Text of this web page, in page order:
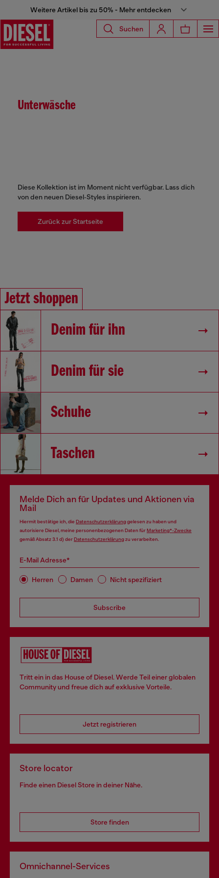
Weitere Artikel bis zu 50% - Mehr entdecken
Suchen
Unterwäsche
Diese Kollektion ist im Moment nicht verfügbar. Lass dich
von den neuen Diesel‑Styles inspirieren.
Zurück zur Startseite
Jetzt shoppen
Denim für ihn
Denim für sie
Schuhe
Taschen
Melde Dich an für Updates und Aktionen via
Mail
Hiermit bestätige ich, die Datenschutzerklärunggelesen zu haben und
autorisiere Diesel, meine personenbezogenen Daten fürMarketing*-Zwecke
gemäß Absatz 3.1 d) derDatenschutzerklärungzu verarbeiten.
E-Mail Adresse*
Herren Damen Nicht spezifiziert
Subscribe
Tritt ein in das House of Diesel. Werde Teil einer globalen
Community und freue dich auf exklusive Vorteile.
Jetzt registrieren
Store locator
Finde einen Diesel Store in deiner Nähe.
Store finden
Omnichannel-Services